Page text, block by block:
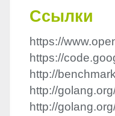
Ссылки
https://
https://
http://
http://
http://